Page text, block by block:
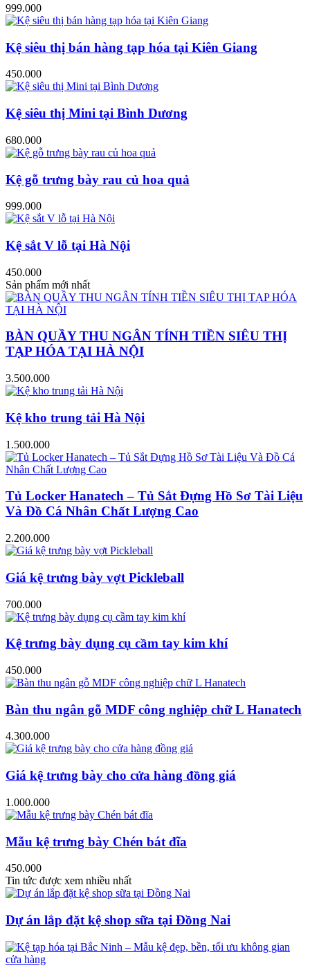
999.000
Kệ siêu thị bán hàng tạp hóa tại Kiên Giang
450.000
Kệ siêu thị Mini tại Bình Dương
680.000
Kệ gỗ trưng bày rau củ hoa quả
999.000
Kệ sắt V lỗ tại Hà Nội
450.000
Sản phẩm mới nhất
BÀN QUẦY THU NGÂN TÍNH TIỀN SIÊU THỊ
TẠP HÓA TẠI HÀ NỘI
3.500.000
Kệ kho trung tải Hà Nội
1.500.000
Tủ Locker Hanatech – Tủ Sắt Đựng Hồ Sơ Tài Liệu
Và Đồ Cá Nhân Chất Lượng Cao
2.200.000
Giá kệ trưng bày vợt Pickleball
700.000
Kệ trưng bày dụng cụ cầm tay kim khí
450.000
Bàn thu ngân gỗ MDF công nghiệp chữ L Hanatech
4.300.000
Giá kệ trưng bày cho cửa hàng đồng giá
1.000.000
Mẫu kệ trưng bày Chén bát đĩa
450.000
Tin tức được xem nhiều nhất
Dự án lắp đặt kệ shop sữa tại Đồng Nai